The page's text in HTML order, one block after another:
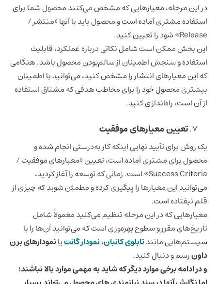
در این مرحله، معیارهایی که مشخص می‌کنند محصول شما برای
استفاده مشتری آماده است و محصول باید با آنها «منتشر /
Release» شود را تعیین کنید.
این بخش ممکن است شامل نکاتی درباره عملکرد، قابلیت
استفاده و سنجش اطمینان از سالم‌بودن محصول باشد. هنگامی
که این معیارهای انتشار را مشخص کنید، می‌توانید با اطمینان
بیشتری محصول خود را برای مخاطب هدفی که مشتاق استفاده
از آن است، راه‌اندازی کنید.
تعیین معیارهای موفقیت
یک روش برای تأیید نهایی اینکه کار به‌درستی انجام شده و
محصول برای مشتری آماده است، تعیین «معیارهای موفقیت /
Success Criteria» است. زمانی که توسعه را آغاز کردید،
می‌توانید این معیارها را پیگیری کرده و مطمئن شوید که چیزی از
قلم نیفتاده است.
معیارهایی که در این مرحله تنظیم می‌کنید معمولاً شامل
تاریخ‌های مقرر و سطوح بهره‌وری است که می‌توانید آن‌ها را با
سیستم‌هایی مانندتابلوی کانبان،نمودار گانتیانمودارهای برن
داونرسم و دنبال کنید.
و در ادامه برخی موارد دیگر که شاید به مهمی موارد بالا نباشند؛